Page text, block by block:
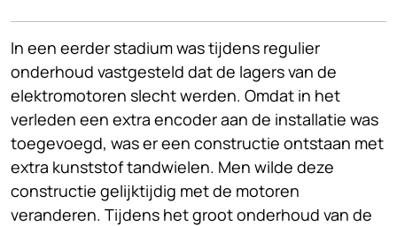
In een eerder stadium was tijdens regulier
onderhoud vastgesteld dat de lagers van de
elektromotoren slecht werden. Omdat in het
verleden een extra encoder aan de installatie was
toegevoegd, was er een constructie ontstaan met
extra kunststof tandwielen. Men wilde deze
constructie gelijktijdig met de motoren
veranderen. Tijdens het groot onderhoud van de